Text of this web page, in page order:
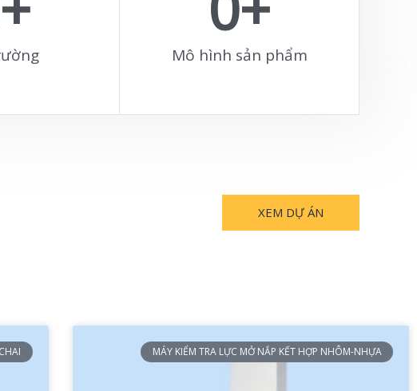
Mô hình sản phẩm​
XEM DỰ ÁN
MÁY KIỂM TRA LỰC MỞ NẮP KẾT HỢP NHÔM-NHỰA